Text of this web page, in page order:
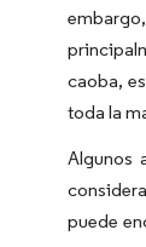
caoba,
toda la
Algunos
puede